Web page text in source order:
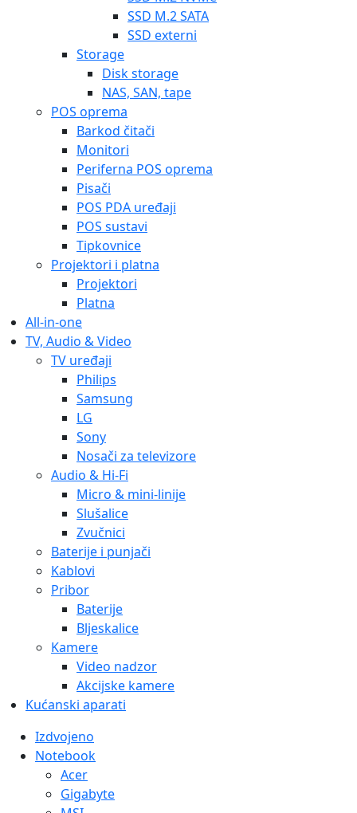
SSD M.2 SATA
SSD externi
Storage
Disk storage
NAS, SAN, tape
POS oprema
Barkod čitači
Monitori
Periferna POS oprema
Pisači
POS PDA uređaji
POS sustavi
Tipkovnice
Projektori i platna
Projektori
Platna
All-in-one
TV, Audio & Video
TV uređaji
Philips
Samsung
LG
Sony
Nosači za televizore
Audio & Hi-Fi
Micro & mini-linije
Slušalice
Zvučnici
Baterije i punjači
Kablovi
Pribor
Baterije
Bljeskalice
Kamere
Video nadzor
Akcijske kamere
Kućanski aparati
Izdvojeno
Notebook
Acer
Gigabyte